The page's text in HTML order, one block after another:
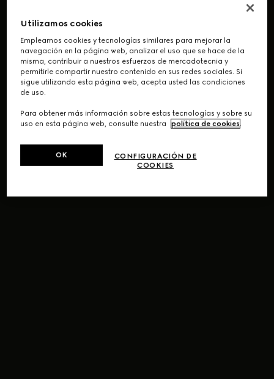
Utilizamos cookies
Empleamos cookies y tecnologías similares para mejorar la
navegación en la página web, analizar el uso que se hace de la
misma, contribuir a nuestros esfuerzos de mercadotecnia y
permitirle compartir nuestro contenido en sus redes sociales. Si
sigue utilizando esta página web, acepta usted las condiciones
de uso.
Para obtener más información sobre estas tecnologías y sobre su
uso en esta página web, consulte nuestra
política de cookies.
CONFIGURACIÓN DE
COOKIES
OK